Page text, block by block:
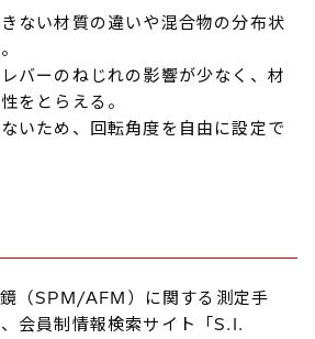
ない材質の違いや混合物の分布状
バーのねじれの影響が少なく、材
をとらえる。
いため、回転角度を自由に設定で
（SPM/AFM）に関する測定手
会員制情報検索サイト「S.I.